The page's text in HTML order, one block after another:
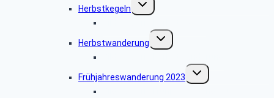
Herbstkegeln
umschalten
Herbstwanderung
Untermenü
umschalten
Frühjahreswanderung 2023
Untermenü
umschalten